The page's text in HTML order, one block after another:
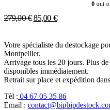
0 out
279,00€ Le
était :
279,00 €.
85,00 €Le
est :
85,00 €.
Votre spécialiste du destockage
Montpellier.
Arrivage tous les 20 jours. Plus
disponibles immédiatement.
Retrait sur place et expédition
Tèl : 04 67 05 35 86
Email :